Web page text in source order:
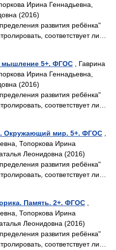
Ирина Геннадьевна,
(2016)
развития ребёнка"
соответствует ли…
мышление 5+. ФГОС , Гаврина
Ирина Геннадьевна,
(2016)
развития ребёнка"
соответствует ли…
Окружающий мир. 5+. ФГОС
Топоркова Ирина
Леонидовна (2016)
развития ребёнка"
соответствует ли…
Память. 2+. ФГОС
Топоркова Ирина
Леонидовна (2016)
развития ребёнка"
соответствует ли…